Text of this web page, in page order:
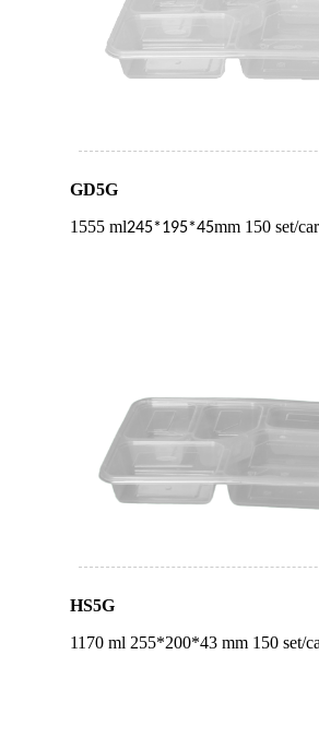
GD5G
1555 ml245*195*45mm 150 set/
HS5G
1170 ml 255*200*43 mm 150 set/